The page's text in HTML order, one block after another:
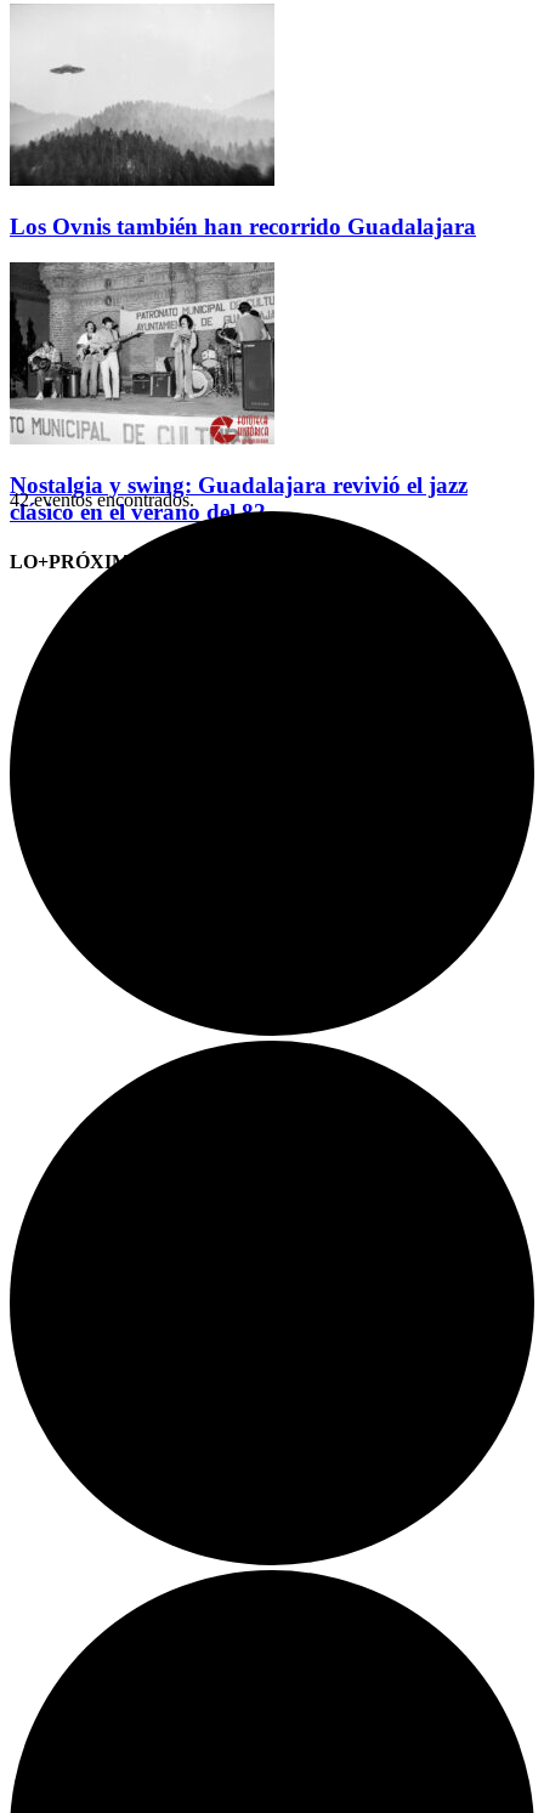
Los Ovnis también han recorrido Guadalajara
Nostalgia y swing: Guadalajara revivió el jazz
clásico en el verano del 82
LO+PRÓXIMO (CITAS)
42 eventos encontrados.